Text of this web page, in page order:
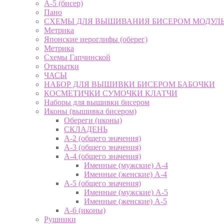
А-5 (бисер)
Пано
СХЕМЫ ДЛЯ ВЫШИВАНИЯ БИСЕРОМ
Метрика
Японские иероглифы (оберег)
Метрика
Схемы Гапчинской
Открытки
ЧАСЫ
НАБОР ДЛЯ ВЫШИВКИ БИСЕРОМ БАБОЧКИ
КОСМЕТИЧКИ СУМОЧКИ КЛАТЧИ
Наборы для вышивки бисером
Иконы (вышивка бисером)
Обереги (иконы)
СКЛАДЕНЬ
А-2 (общего значения)
А-3 (общего значения)
А-4 (общего значения)
Именные (мужские) А-4
Именные (женские) А-4
А-5 (общего значения)
Именные (мужские) А-5
Именные (женские) А-5
А-6 (иконы)
Рушники